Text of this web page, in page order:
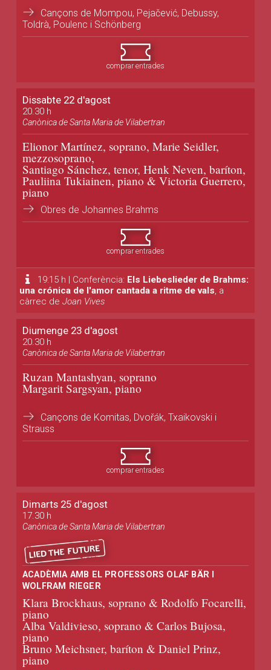
Cançons de Mompou, Pejačević, Debussy,
Toldrà, Poulenc i Schönberg
comprar entrades
Dissabte 22 d'agost
20.30 h
Canònica de Santa Maria de Vilabertran
Elionor Martínez, soprano, Marie Seidler,
mezzosoprano,
Santiago Sánchez, tenor, Henk Neven, baríton,
Pauliina Tukiainen, piano & Victoria Guerrero,
piano
Obres de Johannes Brahms
comprar entrades
19:15 h | Conferència: Els Liebeslieder de Brahms:
una crónica de l'amor cantada a ritme de vals, a
càrrec de Joan Vives
Diumenge 23 d'agost
20.30 h
Canònica de Santa Maria de Vilabertran
Ruzan Mantashyan, soprano
Margarit Sargsyan, piano
Cançons de Komitas, Dvořák, Txaikovski i
Strauss
comprar entrades
Dimarts 25 d'agost
17.30 h
Canònica de Santa Maria de Vilabertran
ACADÈMIA AMB EL PROFESSORS OLAF BÄR I
WOLFRAM RIEGER
Klara Brockhaus, soprano & Rodolfo Focarelli,
piano
Alba Valdivieso, soprano & Carlos Bujosa,
piano
Bruno Meichsner, baríton & Daniel Prinz,
piano